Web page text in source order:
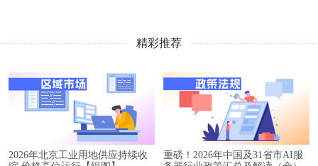
精彩推荐
2026年北京工业用地供应持续收
重磅！2026年中国及31省市AI服